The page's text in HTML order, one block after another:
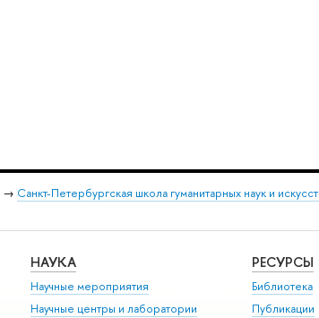
→ Санкт-Петербургская школа гуманитарных наук и
НАУКА
Научные мероприятия
Научные центры и лаборатории
РЕСУРСЫ
Библиотека
Публикации